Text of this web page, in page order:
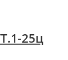
25ц